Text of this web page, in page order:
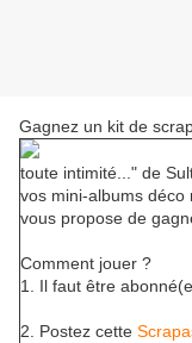
Gagnez un kit de
toute intimité..." de
vos mini-albums déco
vous propose de
Comment jouer ?
1. Il faut être
2. Postez cette